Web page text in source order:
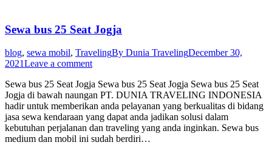
Sewa bus 25 Seat Jogja
blog, sewa mobil, TravelingBy Dunia TravelingDecember 30,
2021Leave a comment
Sewa bus 25 Seat Jogja Sewa bus 25 Seat Jogja Sewa bus 25 Seat
Jogja di bawah naungan PT. DUNIA TRAVELING INDONESIA
hadir untuk memberikan anda pelayanan yang berkualitas di bidang
jasa sewa kendaraan yang dapat anda jadikan solusi dalam
kebutuhan perjalanan dan traveling yang anda inginkan. Sewa bus
medium dan mobil ini sudah berdiri…